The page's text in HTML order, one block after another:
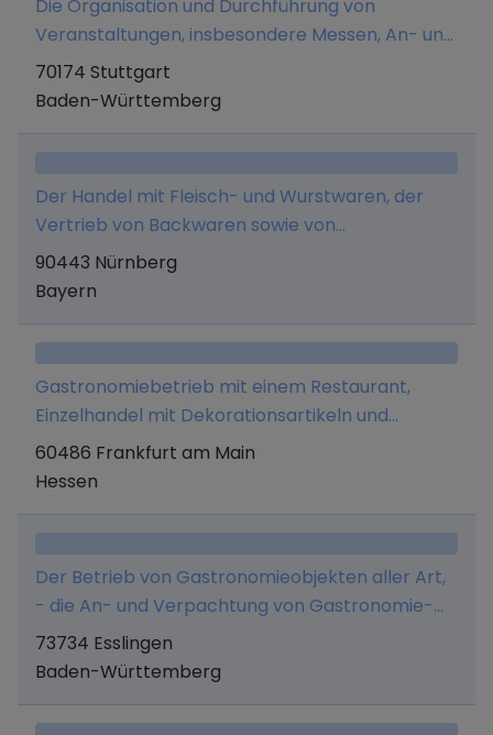
Die Organisation und Durchführung von
Veranstaltungen, insbesondere Messen, An- und
Verkauf von Cateringrechten, Betrieb eigener
Cateringstände, Presse- und Mediaplanung,
Zusammenhang mit dem Unternehmenszweck
stehen. Des Weiteren den Vertrieb von
Merchandise und Beratungsdienstleistungen
rund um das Thema finanzielle Bildung.
70174 Stuttgart
Baden-Württemberg
Der Handel mit Fleisch- und Wurstwaren, der
Vertrieb von Backwaren sowie von
Lebensmitteln in Einzelhandelsgeschäften.
90443 Nürnberg
Bayern
Gastronomiebetrieb mit einem Restaurant,
Einzelhandel mit Dekorationsartikeln und
Souvenirs, insbesondere Haushaltsprodukte
(Besteck, Geschirr, usw)
60486 Frankfurt am Main
Hessen
Der Betrieb von Gastronomieobjekten aller Art,
- die An- und Verpachtung von Gastronomie-
und Hotellerieobjekten, - die Durchführung und
Vermittlung von Veranstaltungen aller Art, - die
Unternehmen, welche im Gastronomie- und
73734 Esslingen
Baden-Württemberg